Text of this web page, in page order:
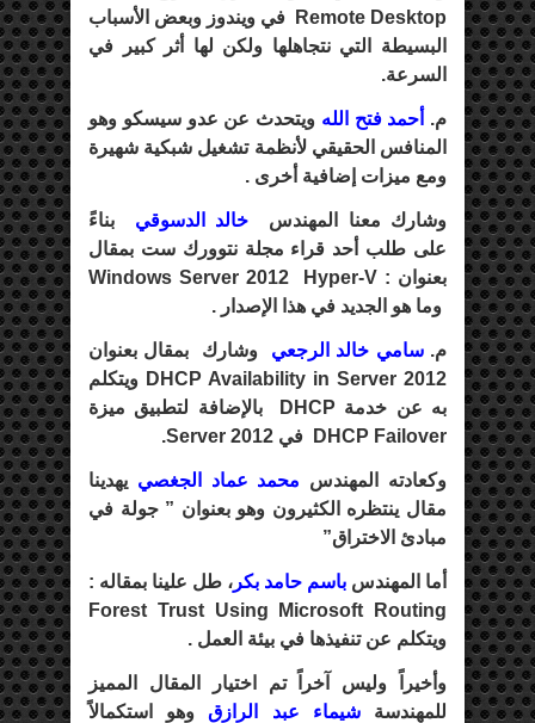
Remote Desktop في ويندوز وبعض الأسباب
البسيطة التي نتجاهلها ولكن لها أثر كبير في
السرعة.
م. أحمد فتح الله ويتحدث عن عدو سيسكو وهو
المنافس الحقيقي لأنظمة تشغيل شبكية شهيرة
ومع ميزات إضافية أخرى .
وشارك معنا المهندس خالد الدسوقي بناءً
على طلب أحد قراء مجلة نتوورك ست بمقال
بعنوان : Windows Server 2012 Hyper-V
وما هو الجديد في هذا الإصدار .
م.سامي خالد الرجعي وشارك بمقال بعنوان
DHCP Availability in Server 2012 ويتكلم
به عن خدمة DHCP بالإضافة لتطبيق ميزة
DHCP Failover في Server 2012.
وكعادته المهندس محمد عماد الجغصي يهدينا
مقال ينتظره الكثيرون وهو بعنوان ” جولة في
مبادئ الاختراق”
أما المهندس باسم حامد بكر ، طل علينا بمقاله :
Forest Trust Using Microsoft Routing
ويتكلم عن تنفيذها في بيئة العمل .
وأخيراً وليس آخراً تم اختيار المقال المميز
للمهندسةشيماء عبد الرازق وهو استكمالاً